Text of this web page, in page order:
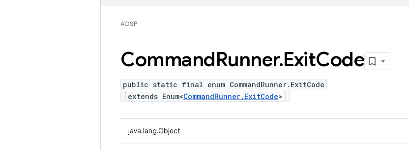
AOSP
CommandRunner.ExitCode
public static final enum CommandRunner.ExitCode
extends Enum<CommandRunner.ExitCode>
java.lang.Object